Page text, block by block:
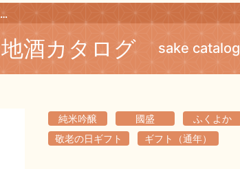
特選國盛 純米吟醸 半田郷 酵母1801 720ｍｌ
地酒カタログ sake catalog
純米吟醸 國盛 ふくよか
敬老の日ギフト
ギフト（通年）